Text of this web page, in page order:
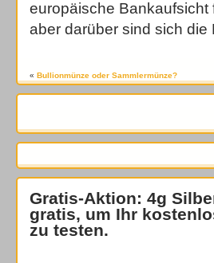
europäische Bankaufsicht
aber darüber sind sich
« Bullionmünze oder Sammlermünze?
Gratis-Aktion: 4g
gratis, um Ihr
zu testen.